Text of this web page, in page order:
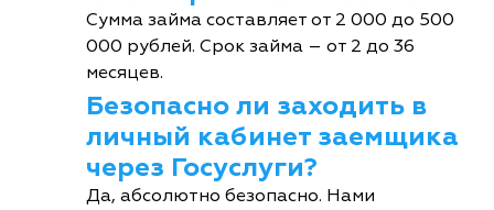
Сумма займа составляет от 2 000 до 500
000 рублей. Срок займа – от 2 до 36
месяцев.
Безопасно ли заходить в
личный кабинет заемщика
через Госуслуги?
Да, абсолютно безопасно. Нами